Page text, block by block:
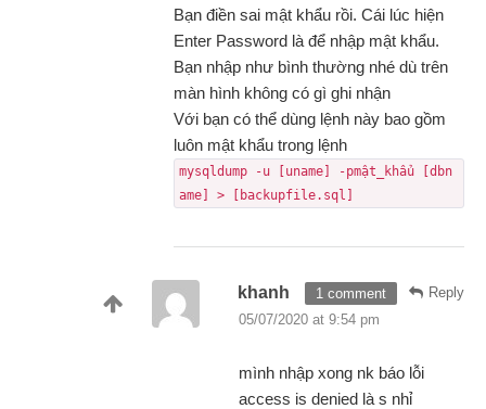
Bạn điền sai mật khẩu rồi. Cái lúc hiện
Enter Password là để nhập mật khẩu.
Bạn nhập như bình thường nhé dù trên
màn hình không có gì ghi nhận
Với bạn có thể dùng lệnh này bao gồm
luôn mật khẩu trong lệnh
mysqldump -u [uname] -pmật_khẩu [dbn
ame] > [backupfile.sql]
Reply
khanh
1 comment
05/07/2020 at 9:54 pm
mình nhập xong nk báo lỗi
access is denied là s nhỉ